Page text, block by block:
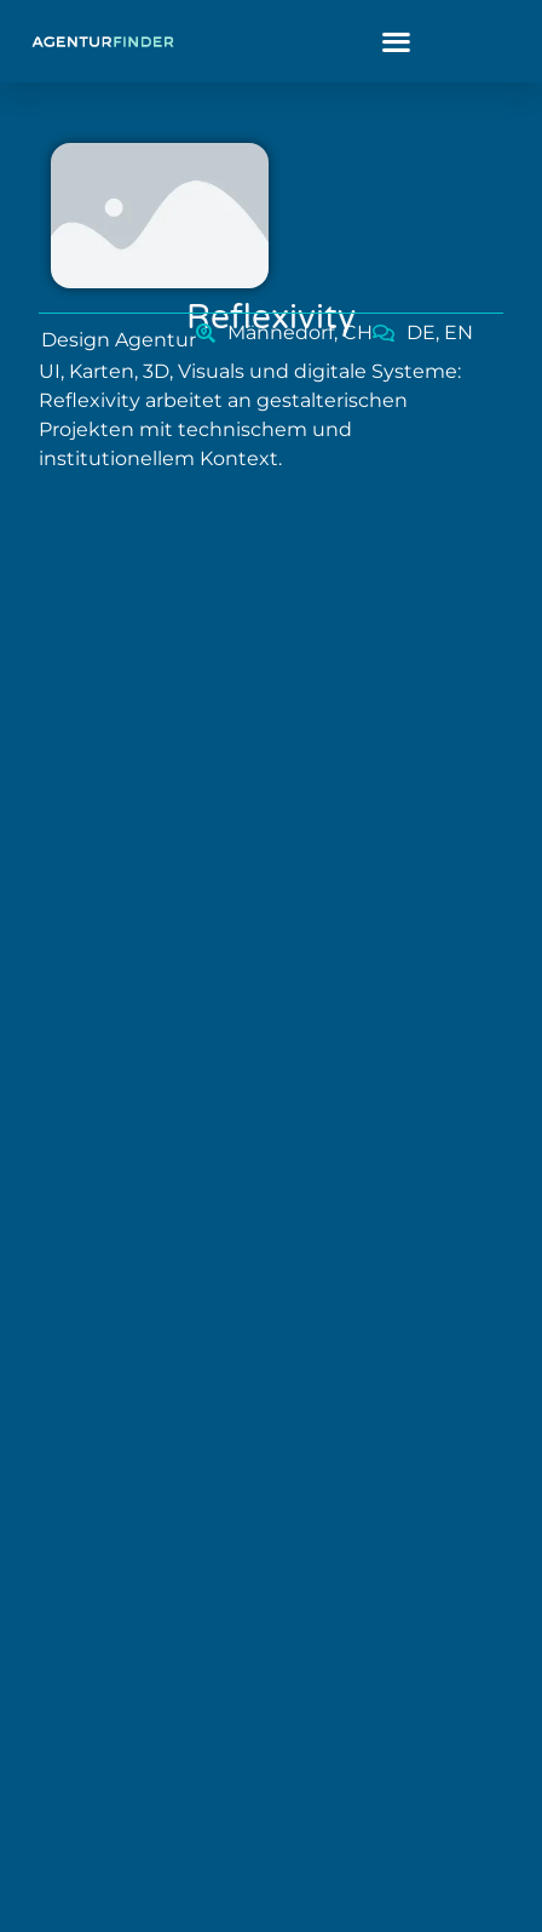
Reflexivity
Design Agentur Männedorf, CH
DE, EN
UI, Karten, 3D, Visuals und digitale Systeme:
Reflexivity arbeitet an gestalterischen
Projekten mit technischem und
institutionellem Kontext.